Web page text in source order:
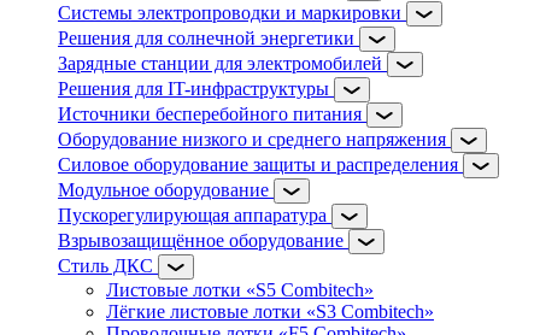
Системы электропроводки и маркировки
Решения для солнечной энергетики
Зарядные станции для электромобилей
Решения для IT-инфраструктуры
Источники бесперебойного питания
Оборудование низкого и среднего напряжения
Силовое оборудование защиты и распределения
Модульное оборудование
Пускорегулирующая аппаратура
Взрывозащищённое оборудование
Стиль ДКС
Листовые лотки «S5 Combitech»
Лёгкие листовые лотки «S3 Combitech»